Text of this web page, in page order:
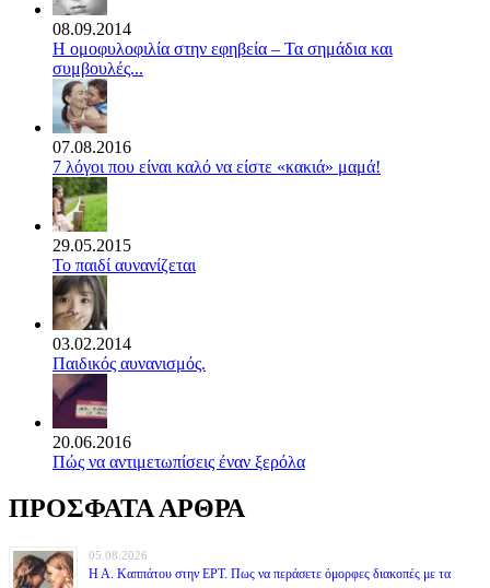
08.09.2014
Η ομοφυλοφιλία στην εφηβεία – Τα σημάδια και
συμβουλές...
07.08.2016
7 λόγοι που είναι καλό να είστε «κακιά» μαμά!
29.05.2015
Το παιδί αυνανίζεται
03.02.2014
Παιδικός αυνανισμός.
20.06.2016
Πώς να αντιμετωπίσεις έναν ξερόλα
ΠΡΟΣΦΑΤΑ ΑΡΘΡΑ
05.08.2026
Η Α. Καππάτου στην ΕΡΤ. Πως να περάσετε όμορφες διακοπές με τα